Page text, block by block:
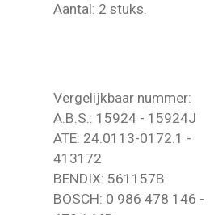
Aantal: 2 stuks.
Vergelijkbaar nummer:
A.B.S.: 15924 - 15924J
ATE: 24.0113-0172.1 -
413172
BENDIX: 561157B
BOSCH: 0 986 478 146 -